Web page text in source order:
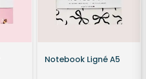
Notebook Ligné A5